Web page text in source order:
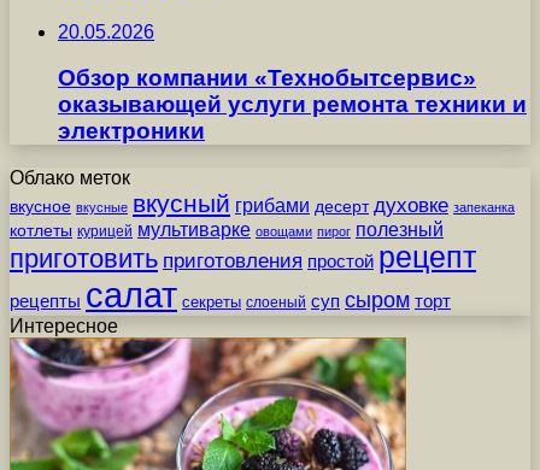
20.05.2026
Обзор компании «Технобытсервис»
оказывающей услуги ремонта техники и
электроники
Облако меток
вкусное вкусные вкусный грибами десерт духовке запеканка
котлеты курицей мультиварке овощами пирог полезный
приготовить приготовления простой рецепт
рецепты салат секреты слоеный суп сыром торт
Интересное